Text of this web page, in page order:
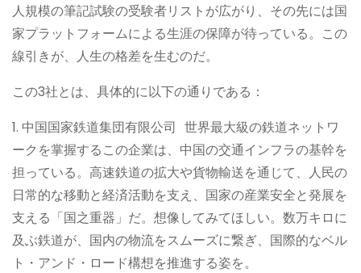
人規模の筆記試験の受験者リストが広がり、その先には国
家プラットフォームによる生涯の保障が待っている。この
線引きが、人生の格差を生むのだ。
この3社とは、具体的に以下の通りである：
1. 中国国家鉄道集団有限公司 世界最大級の鉄道ネットワ
ークを掌握するこの企業は、中国の交通インフラの基幹を
担っている。高速鉄道の拡大や貨物輸送を通じて、人民の
日常的な移動と経済活動を支え、国家の産業安全と発展を
支える「国之重器」だ。想像してみてほしい。数万キロに
及ぶ鉄道が、国内の物流をスムーズに繋ぎ、国際的なベル
ト・アンド・ロード構想を推進する姿を。